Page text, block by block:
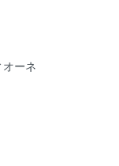
ーネ